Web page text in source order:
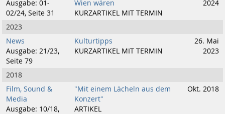
Ausgabe: 01-
02/24, Seite 31
Wien wären
KURZARTIKEL MIT TERMIN
2024
2023
News
Ausgabe: 21/23,
Seite 79
Kulturtipps
KURZARTIKEL MIT TERMIN
26. Mai
2023
2018
Film, Sound &
Media
Ausgabe: 10/18,
"Mit einem Lächeln aus dem
Konzert"
ARTIKEL
Okt. 2018